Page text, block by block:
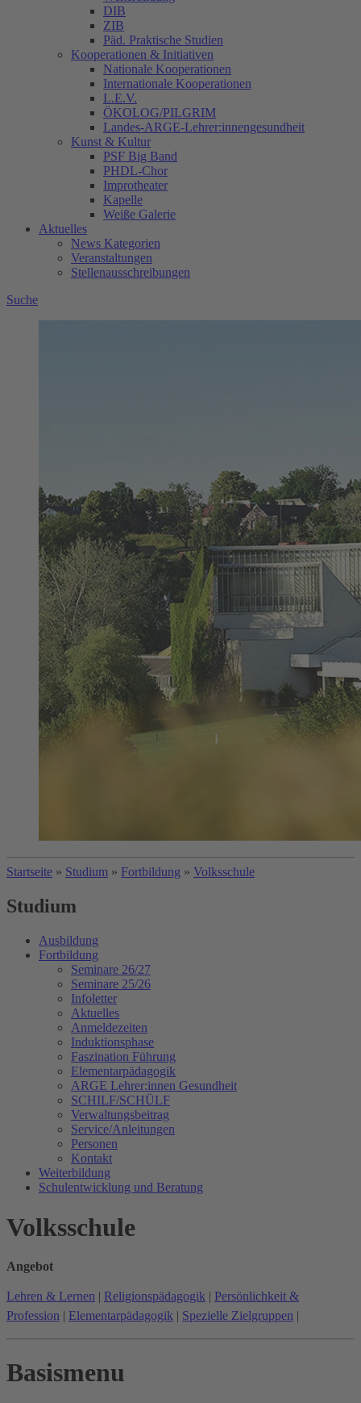
DIB
ZIB
Päd. Praktische Studien
Kooperationen & Initiativen
Nationale Kooperationen
Internationale Kooperationen
L.E.V.
ÖKOLOG/PILGRIM
Landes-ARGE-Lehrer:innengesundheit
Kunst & Kultur
PSF Big Band
PHDL-Chor
Improtheater
Kapelle
Weiße Galerie
Aktuelles
News Kategorien
Veranstaltungen
Stellenausschreibungen
Suche
Startseite » Studium » Fortbildung » Volksschule
Studium
Ausbildung
Fortbildung
Seminare 26/27
Seminare 25/26
Infoletter
Aktuelles
Anmeldezeiten
Induktionsphase
Faszination Führung
Elementarpädagogik
ARGE Lehrer:innen Gesundheit
SCHILF/SCHÜLF
Verwaltungsbeitrag
Service/Anleitungen
Personen
Kontakt
Weiterbildung
Schulentwicklung und Beratung
Volksschule
Angebot
Lehren & Lernen | Religionspädagogik | Persönlichkeit &
Profession | Elementarpädagogik | Spezielle Zielgruppen |
Basismenu